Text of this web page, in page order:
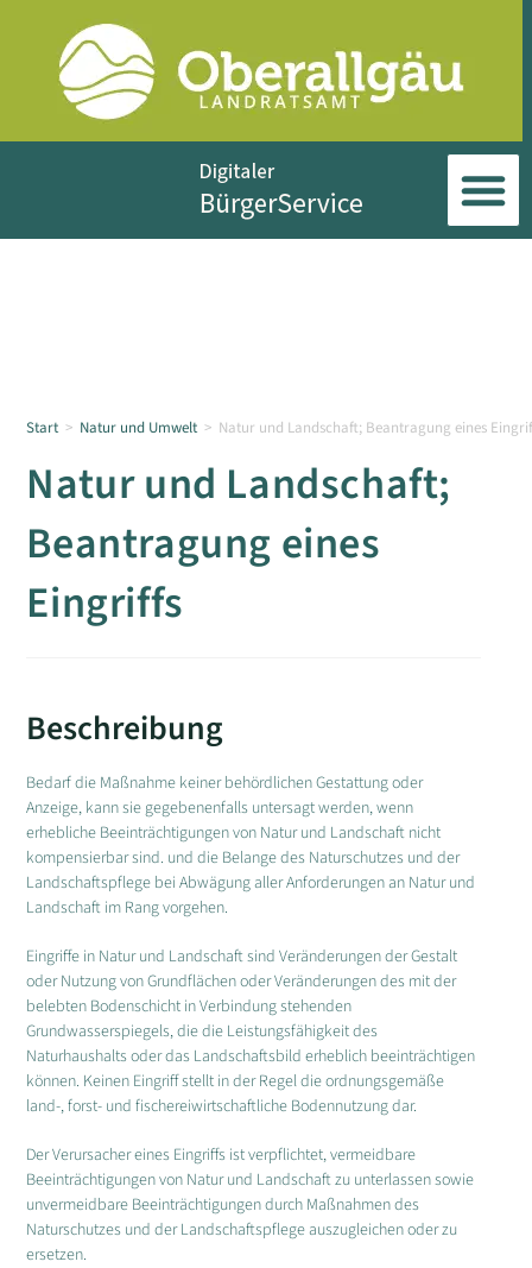
Start > Natur und Umwelt > Natur und Landschaft; Beantragung eines
Natur und Landschaft;
Beantragung eines
Eingriffs
Beschreibung
Bedarf die Maßnahme keiner behördlichen Gestattung oder
Anzeige, kann sie gegebenenfalls untersagt werden, wenn
erhebliche Beeinträchtigungen von Natur und Landschaft nicht
kompensierbar sind. und die Belange des Naturschutzes und der
Landschaftspflege bei Abwägung aller Anforderungen an Natur und
Landschaft im Rang vorgehen.
Eingriffe in Natur und Landschaft sind Veränderungen der Gestalt
oder Nutzung von Grundflächen oder Veränderungen des mit der
belebten Bodenschicht in Verbindung stehenden
Grundwasserspiegels, die die Leistungsfähigkeit des
Naturhaushalts oder das Landschaftsbild erheblich beeinträchtigen
können. Keinen Eingriff stellt in der Regel die ordnungsgemäße
land-, forst- und fischereiwirtschaftliche Bodennutzung dar.
Der Verursacher eines Eingriffs ist verpflichtet, vermeidbare
Beeinträchtigungen von Natur und Landschaft zu unterlassen sowie
unvermeidbare Beeinträchtigungen durch Maßnahmen des
Naturschutzes und der Landschaftspflege auszugleichen oder zu
ersetzen.